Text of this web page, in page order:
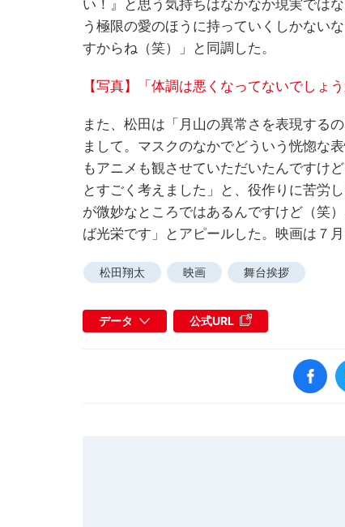
い！』と思う気持ちはなかなか現実では
う極限の愛のほうに持っていくしかない
すからね（笑）」と同調した。
【写真】「体調は悪くなってないでしょ
また、松田は「月山の異常さを表現する
まして。マスクのなかでどういう恍惚な
もアニメも観させていただいたんですけ
とすごく考えました」と、役作りに苦労
が微妙なところではあるんですけど（笑
ば光栄です」とアピールした。映画は７月
松田翔太 映画 舞台挨拶
データ 公式URL